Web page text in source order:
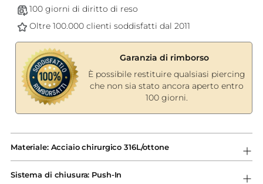
100 giorni di diritto di reso
Oltre 100.000 clienti soddisfatti dal 2011
Garanzia di rimborso
È possibile restituire qualsiasi piercing
che non sia stato ancora aperto entro
100 giorni.
prodotto
al
carrello...
Materiale: Acciaio chirurgico 316L/ottone
Sistema di chiusura: Push-In